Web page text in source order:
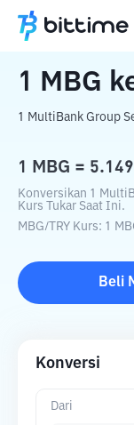
Beranda
1 MBG
1 MultiBank Group
1 MBG =
Konversikan 1
Kurs Tukar Saat Ini.
MBG/ TRY Kurs: 1
Beli
Konversi
Dari